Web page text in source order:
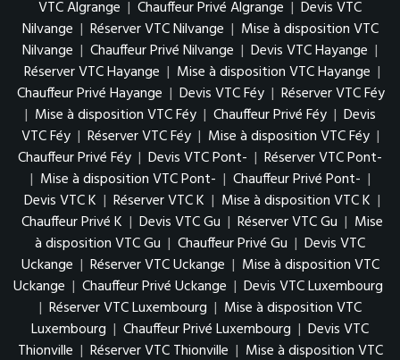
VTC Algrange | Chauffeur Privé Algrange | Devis VTC
Nilvange | Réserver VTC Nilvange | Mise à disposition VTC
Nilvange | Chauffeur Privé Nilvange | Devis VTC Hayange |
Réserver VTC Hayange | Mise à disposition VTC Hayange |
Chauffeur Privé Hayange | Devis VTC Féy | Réserver VTC Féy
| Mise à disposition VTC Féy | Chauffeur Privé Féy | Devis
VTC Féy | Réserver VTC Féy | Mise à disposition VTC Féy |
Chauffeur Privé Féy | Devis VTC Pont- | Réserver VTC Pont-
| Mise à disposition VTC Pont- | Chauffeur Privé Pont- |
Devis VTC K | Réserver VTC K | Mise à disposition VTC K |
Chauffeur Privé K | Devis VTC Gu | Réserver VTC Gu | Mise
à disposition VTC Gu | Chauffeur Privé Gu | Devis VTC
Uckange | Réserver VTC Uckange | Mise à disposition VTC
Uckange | Chauffeur Privé Uckange | Devis VTC Luxembourg
| Réserver VTC Luxembourg | Mise à disposition VTC
Luxembourg | Chauffeur Privé Luxembourg | Devis VTC
Thionville | Réserver VTC Thionville | Mise à disposition VTC